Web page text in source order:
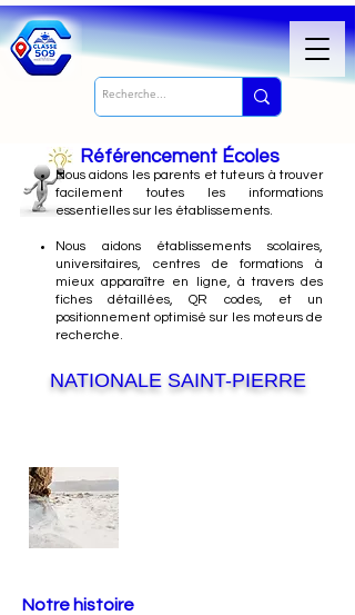
Référencement Écoles
Nousaidons les parents et tuteurs à trouver
facilement toutes les informations
essentielles sur les établissements.
Nous aidons établissements scolaires,
universitaires, centres de formations à
mieux apparaître en ligne, à travers des
fiches détaillées, QR codes, et un
positionnement optimisé sur les moteurs de
recherche.
NATIONALE SAINT-PIERRE
Notre histoire